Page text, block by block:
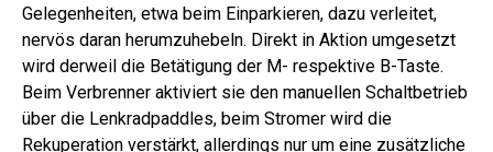
Gelegenheiten, etwa beim Einparkieren, dazu verleitet,
nervös daran herumzuhebeln. Direkt in Aktion umgesetzt
wird derweil die Betätigung der M- respektive B-Taste.
Beim Verbrenner aktiviert sie den manuellen Schaltbetrieb
über die Lenkradpaddles, beim Stromer wird die
Rekuperation verstärkt, allerdings nur um ­eine zusätzliche